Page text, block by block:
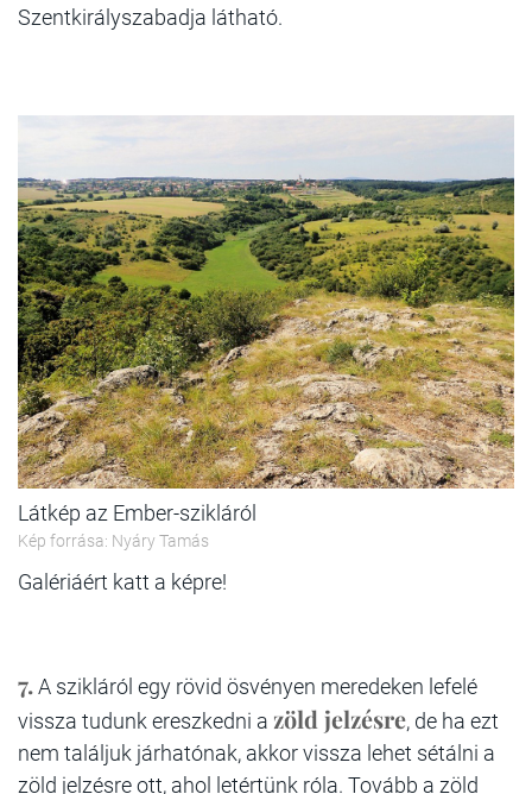
Szentkirályszabadja látható.
Látkép az Ember-szikláról
Kép forrása: Nyáry Tamás
Galériáért katt a képre!
7.A szikláról egy rövid ösvényen meredeken lefelé
vissza tudunk ereszkedni a zöld jelzésre, de ha ezt
nem találjuk járhatónak, akkor vissza lehet sétálni a
zöld jelzésre ott, ahol letértünk róla. Tovább a zöld